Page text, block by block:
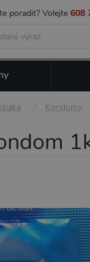
poradit? Volejte 608
Kondomy